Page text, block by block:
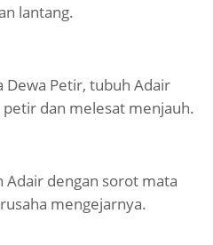
lantang.
Dewa Petir, tubuh Adair
dan melesat menjauh.
Adair dengan sorot mata
mengejarnya.